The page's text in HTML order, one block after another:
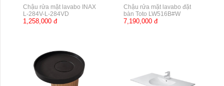
Chậu rửa mặt lavabo INAX
L-284V-L-284VD
1,258,000 đ
Chậu rửa mặt lavabo đặt
bàn Toto LW516B#W
7,190,000 đ